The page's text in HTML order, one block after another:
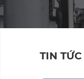
TIN TỨC